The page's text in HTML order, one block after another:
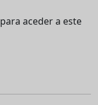
para aceder a este